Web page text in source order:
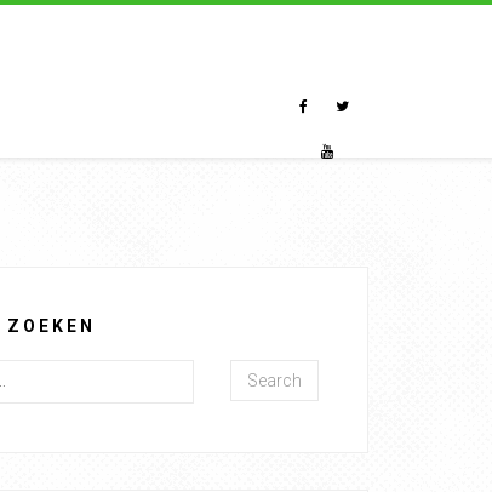
ZOEKEN
Search